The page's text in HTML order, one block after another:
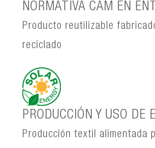
NORMATIVA CAM EN
Producto reutilizable
reciclado
PRODUCCIÓN Y USO DE
Producción textil alimentada